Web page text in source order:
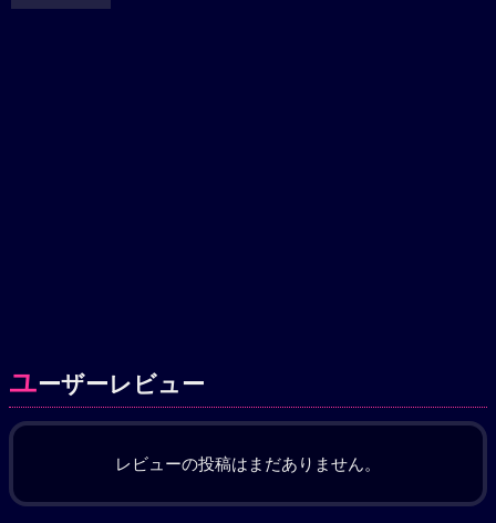
ユーザーレビュー
レビューの投稿はまだありません。